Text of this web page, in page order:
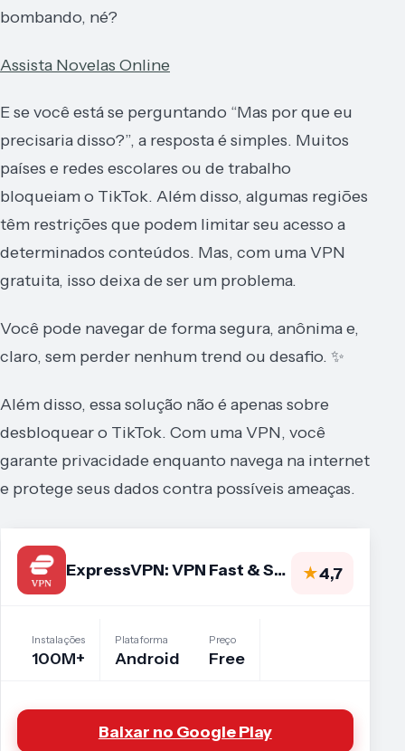
bombando, né?
Assista Novelas Online
E se você está se perguntando “Mas por que eu
precisaria disso?”, a resposta é simples. Muitos
países e redes escolares ou de trabalho
bloqueiam o TikTok. Além disso, algumas regiões
têm restrições que podem limitar seu acesso a
determinados conteúdos. Mas, com uma VPN
gratuita, isso deixa de ser um problema.
Você pode navegar de forma segura, anônima e,
claro, sem perder nenhum trend ou desafio. ✨
Além disso, essa solução não é apenas sobre
desbloquear o TikTok. Com uma VPN, você
garante privacidade enquanto navega na internet
e protege seus dados contra possíveis ameaças.
ExpressVPN: VPN Fast & Secure ★4,7
Instalações
100M+
Plataforma
Android
Preço
Free
Baixar no Google Play